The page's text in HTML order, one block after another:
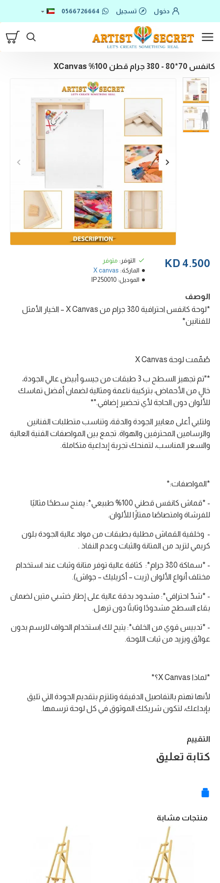
دخول تسجيل 0566726664
كانفس 70*80 - 380 جرام قطن 100% XCanvas
4.500 KD التوفر: متوفر
الماركة: X canvas
الموديل: IP250010
الوصف
*لوحة كانفس احترافية 380 جرام من X Canvas – الخيار الأمثل
للفنانين*
صُمّمت لوحة X Canvas
*"تم تجهيز السطح ب 3 طبقات من جيسو أبيض عالي الجودة،
خالٍ من الأحماض، بتركيبة ناعمة ومثالية لضمان أفضل تماسك
للألوان دون الحاجة لأي تحضير إضافي."*
ولتلبي أعلى معايير الجودة والدقة، وتناسب متطلبات الفنانين
والرسامين المحترفين والهواة. تجمع بين المواصفات الفنية العالية
والسعر المناسب، لتمنحك تجربة إبداعية متكاملة.
*المواصفات:*
- *قماش كانفس قطني 100% طبيعي*: يمنح سطحًا مثاليًا
للفرشاة وامتصاصًا ممتازًا للألوان.
- وخلفية القماش مطلية بطبقات من مواد عالية الجودة بلون
كريمي لتزيد من المتانة والثبات وعدم النفاذ .
- *سماكة 380 جرام*: كثافة عالية توفر متانة وثبات عند استخدام
مختلف أنواع الألوان (زيت – أكريليك – جواش).
- *شدّ احترافي*: مشدود بدقة عالية على إطار خشبي متين لضمان
بقاء السطح مشدودًا وثابتًا دون ترهل.
- *تدبيس قوي من الخلف*: يتيح لك استخدام الحواف للرسم بدون
عوائق ويزيد من ثبات اللوحة.
*لماذا X Canvas؟*
لأنها تهتم بالتفاصيل الدقيقة وتلتزم بتقديم الجودة التي تليق
بإبداعك، لتكون شريكك الموثوق في كل لوحة ترسمها.
التقييم
كتابة تعليق
منتجات مشابة